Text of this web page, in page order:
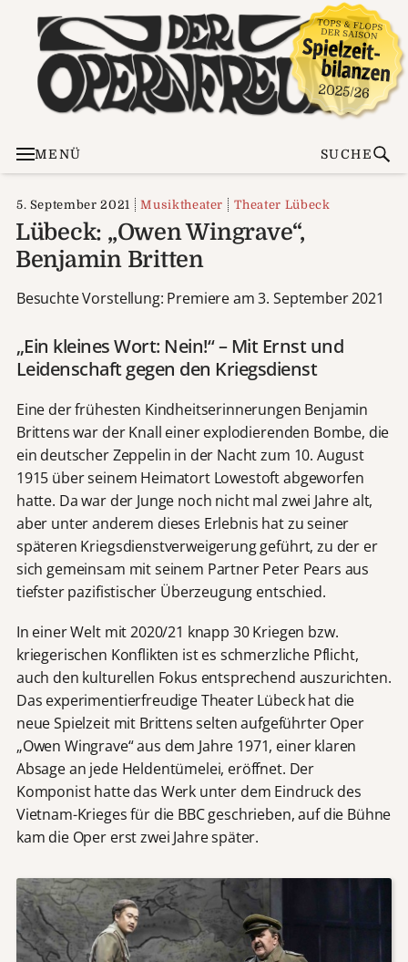
MENÜ SUCHE
5. September 2021 Musiktheater Theater Lübeck
Lübeck: „Owen Wingrave“,
Benjamin Britten
Besuchte Vorstellung: Premiere am 3. September 2021
„Ein kleines Wort: Nein!“ – Mit Ernst und
Leidenschaft gegen den Kriegsdienst
Eine der frühesten Kindheitserinnerungen Benjamin
Brittens war der Knall einer explodierenden Bombe, die
ein deutscher Zeppelin in der Nacht zum 10. August
1915 über seinem Heimatort Lowestoft abgeworfen
hatte. Da war der Junge noch nicht mal zwei Jahre alt,
aber unter anderem dieses Erlebnis hat zu seiner
späteren Kriegsdienstverweigerung geführt, zu der er
sich gemeinsam mit seinem Partner Peter Pears aus
tiefster pazifistischer Überzeugung entschied.
In einer Welt mit 2020/21 knapp 30 Kriegen bzw.
kriegerischen Konflikten ist es schmerzliche Pflicht,
auch den kulturellen Fokus entsprechend auszurichten.
Das experimentierfreudige Theater Lübeck hat die
neue Spielzeit mit Brittens selten aufgeführter Oper
„Owen Wingrave“ aus dem Jahre 1971, einer klaren
Absage an jede Heldentümelei, eröffnet. Der
Komponist hatte das Werk unter dem Eindruck des
Vietnam-Krieges für die BBC geschrieben, auf die Bühne
kam die Oper erst zwei Jahre später.